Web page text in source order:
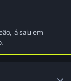
já saiu em